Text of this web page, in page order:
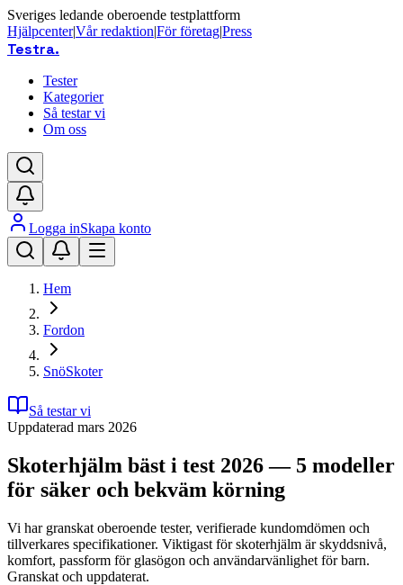
Sveriges ledande oberoende testplattform
Hjälpcenter|Vår redaktion|För företag|Press
Testra.
Tester
Kategorier
Så testar vi
Om oss
Logga inSkapa konto
Hem
Fordon
SnöSkoter
Så testar vi
Uppdaterad mars 2026
Skoterhjälm bäst i test 2026 — 5 modeller
för säker och bekväm körning
Vi har granskat oberoende tester, verifierade kundomdömen och
tillverkares specifikationer. Viktigast för skoterhjälm är skyddsnivå,
komfort, passform för glasögon och användarvänlighet för barn.
Granskat och uppdaterat.